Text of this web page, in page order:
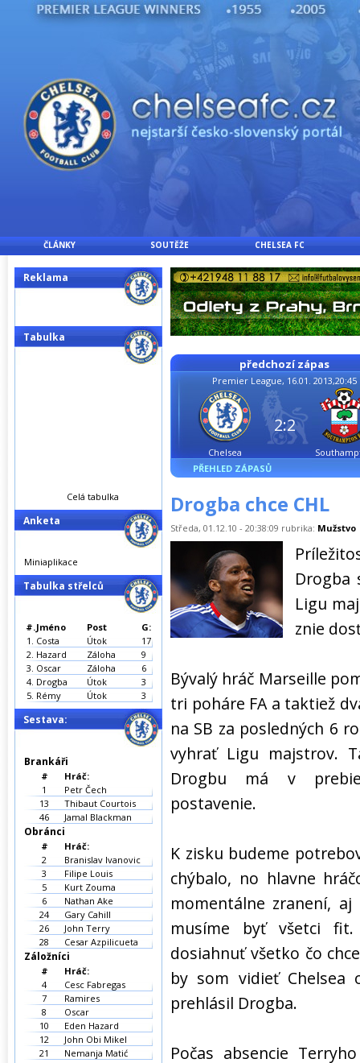
ČLÁNKY SOUTĚŽE CHELSEA FC
předchozí zápas
Premier League, 16.01. 2013,20:45
Chelsea
2:2
PŘEHLED ZÁPASŮ
Drogba chce CHL
Středa, 01.12.10 - 20:38:09 rubrika: Mužstvo
Drogba
Ligu
znie
Bývalý hráč Marseille
tri poháre FA a taktiež
na SB za posledných 6
vyhrať Ligu majstrov.
Drogbu má v
postavenie.
K zisku budeme
chýbalo, no hlavne
momentálne zranení,
musíme byť všetci fit.
dosiahnuť všetko čo
by som vidieť Chelsea
prehlásil Drogba.
Počas absencie
Reklama
Tabulka
Celá tabulka
Anketa
Miniaplikace
Tabulka střelců
#.Jméno Post
G:
1. Costa Útok
17
2. Hazard Záloha
9
3. Oscar Záloha
6
4. Drogba Útok
3
5. Rémy Útok 3
Sestava:
Brankáři
#
Hráč:
1
Petr Čech
13
Thibaut Courtois
46
Jamal Blackman
Obránci
#
Hráč:
2
Branislav Ivanovic
3
Filipe Louis
5
Kurt Zouma
6
Nathan Ake
24
Gary Cahill
26
John Terry
28
Cesar Azpilicueta
Záložníci
#
Hráč:
4
Cesc Fabregas
7
Ramires
8
Oscar
10
Eden Hazard
12
John Obi Mikel
21
Nemanja Matić